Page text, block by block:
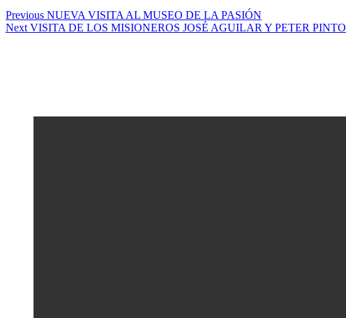
Navegación
de
Previous Previous
post:
NUEVA VISITA AL MUSEO DE LA PASIÓN
Next Next
VISITA DE LOS MISIONEROS JOSÉ AGUILAR Y PETER PINTO